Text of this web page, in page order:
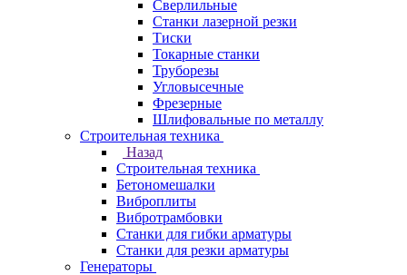
Сверлильные
Станки лазерной резки
Тиски
Токарные станки
Труборезы
Угловысечные
Фрезерные
Шлифовальные по металлу
Строительная техника
Назад
Строительная техника
Бетономешалки
Виброплиты
Вибротрамбовки
Станки для гибки арматуры
Станки для резки арматуры
Генераторы